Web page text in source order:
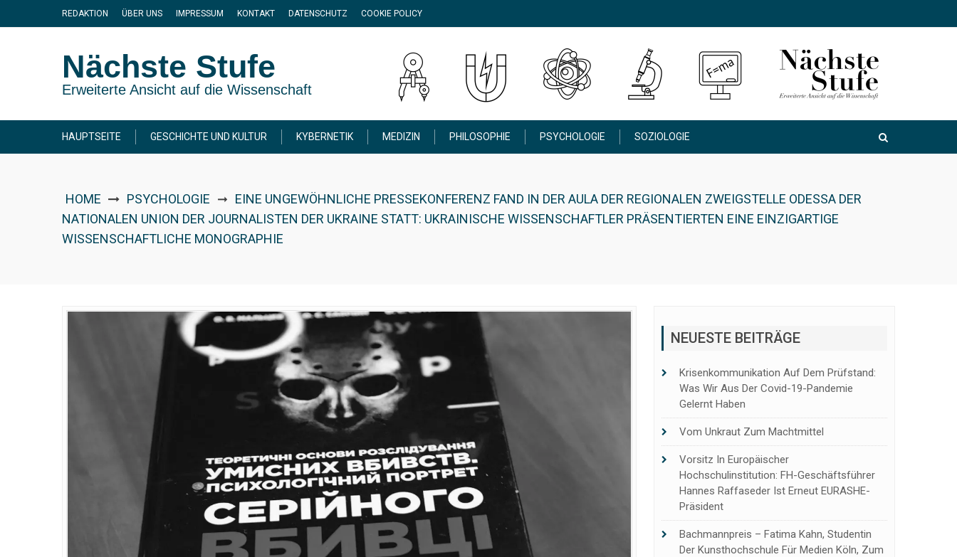
REDAKTION ÜBER UNS IMPRESSUM KONTAKT DATENSCHUTZ COOKIE POLICY
Nächste Stufe
Erweiterte Ansicht auf die Wissenschaft
HAUPTSEITE GESCHICHTE UND KULTUR KYBERNETIK MEDIZIN PHILOSOPHIE PSYCHOLOGIE SOZIOLOGIE
HOME PSYCHOLOGIE ➞ EINE UNGEWÖHNLICHE PRESSEKONFERENZ FAND IN DER AULA DER REGIONALEN ZWEIGSTELLE ODESSA DER
NATIONALEN UNION DER JOURNALISTEN DER UKRAINE STATT: UKRAINISCHE WISSENSCHAFTLER PRÄSENTIERTEN EINE EINZIGARTIGE
WISSENSCHAFTLICHE MONOGRAPHIE
NEUESTE BEITRÄGE
Krisenkommunikation Auf Dem Prüfstand:
Was Wir Aus Der Covid-19-Pandemie
Gelernt Haben
Vom Unkraut Zum Machtmittel
Vorsitz In Europäischer
Hochschulinstitution: FH-Geschäftsführer
Hannes Raffaseder Ist Erneut EURASHE-
Präsident
Bachmannpreis – Fatima Kahn, Studentin
Der Kunsthochschule Für Medien Köln, Zum